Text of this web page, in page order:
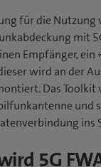
für die Nutzung
mit
Empfänger, ein
wird an der
Das Toolkit
und
ins
5G